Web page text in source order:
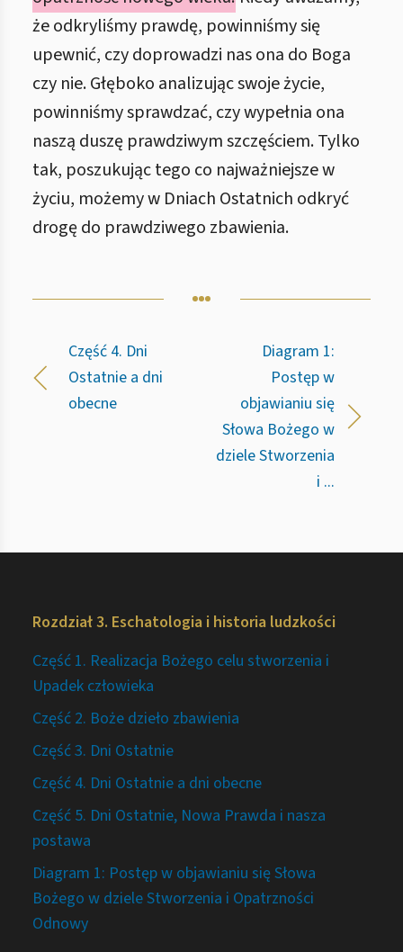
że odkryliśmy prawdę, powinniśmy się
upewnić, czy doprowadzi nas ona do Boga
czy nie. Głęboko analizując swoje życie,
powinniśmy sprawdzać, czy wypełnia ona
naszą duszę prawdziwym szczęściem. Tylko
tak, poszukując tego co najważniejsze w
życiu, możemy w Dniach Ostatnich odkryć
drogę do prawdziwego zbawienia.
Część 4. Dni
Ostatnie a dni
obecne
Diagram 1:
Postęp w
objawianiu się
Słowa Bożego w
dziele Stworzenia
i ...
Rozdział 3. Eschatologia i historia ludzkości
Część 1. Realizacja Bożego celu stworzenia i
Upadek człowieka
Część 2. Boże dzieło zbawienia
Część 3. Dni Ostatnie
Część 4. Dni Ostatnie a dni obecne
Część 5. Dni Ostatnie, Nowa Prawda i nasza
postawa
Diagram 1: Postęp w objawianiu się Słowa
Bożego w dziele Stworzenia i Opatrzności
Odnowy